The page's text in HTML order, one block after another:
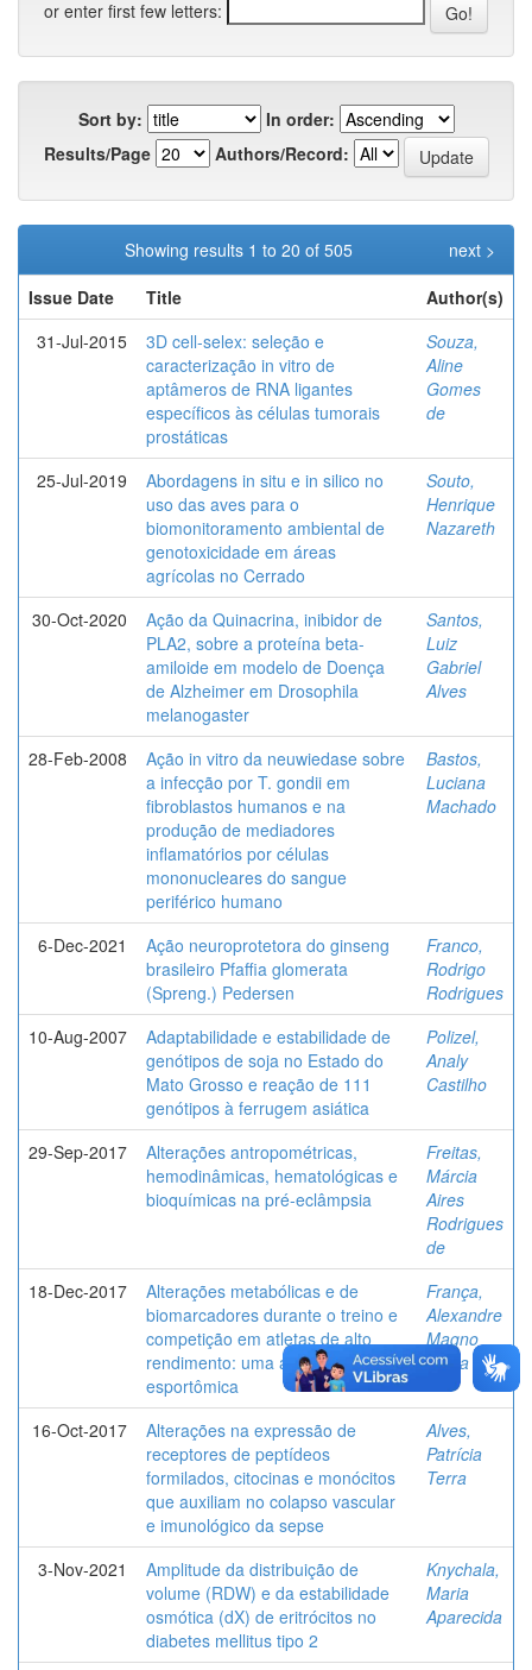
or enter first few letters:
Sort by:
In order:
Results/Page
Authors/Record:
Showing results 1 to 20 of 505
next >
Issue Date
Title
Author(s)
31-Jul-2015
3D cell-selex: seleção e
caracterização in vitro de
aptâmeros de RNA ligantes
específicos às células tumorais
prostáticas
Souza,
Aline
Gomes
de
25-Jul-2019
Abordagens in situ e in silico no
uso das aves para o
biomonitoramento ambiental de
genotoxicidade em áreas
agrícolas no Cerrado
Souto,
Henrique
Nazareth
30-Oct-2020
Ação da Quinacrina, inibidor de
PLA2, sobre a proteína beta-
amiloide em modelo de Doença
de Alzheimer em Drosophila
melanogaster
Santos,
Luiz
Gabriel
Alves
28-Feb-2008
Ação in vitro da neuwiedase sobre
a infecção por T. gondii em
fibroblastos humanos e na
produção de mediadores
inflamatórios por células
mononucleares do sangue
periférico humano
Bastos,
Luciana
Machado
6-Dec-2021
Ação neuroprotetora do ginseng
brasileiro Pfaffia glomerata
(Spreng.) Pedersen
Franco,
Rodrigo
Rodrigues
10-Aug-2007
Adaptabilidade e estabilidade de
genótipos de soja no Estado do
Mato Grosso e reação de 111
genótipos à ferrugem asiática
Polizel,
Analy
Castilho
29-Sep-2017
Alterações antropométricas,
hemodinâmicas, hematológicas e
bioquímicas na pré-eclâmpsia
Freitas,
Márcia
Aires
Rodrigues
de
18-Dec-2017
Alterações metabólicas e de
biomarcadores durante o treino e
competição em atletas de alto
rendimento: uma análise
esportômica
França,
Alexandre
Magno
Vieira
16-Oct-2017
Alterações na expressão de
receptores de peptídeos
formilados, citocinas e monócitos
que auxiliam no colapso vascular
e imunológico da sepse
Alves,
Patrícia
Terra
3-Nov-2021
Amplitude da distribuição de
volume (RDW) e da estabilidade
osmótica (dX) de eritrócitos no
diabetes mellitus tipo 2
Knychala,
Maria
Aparecida